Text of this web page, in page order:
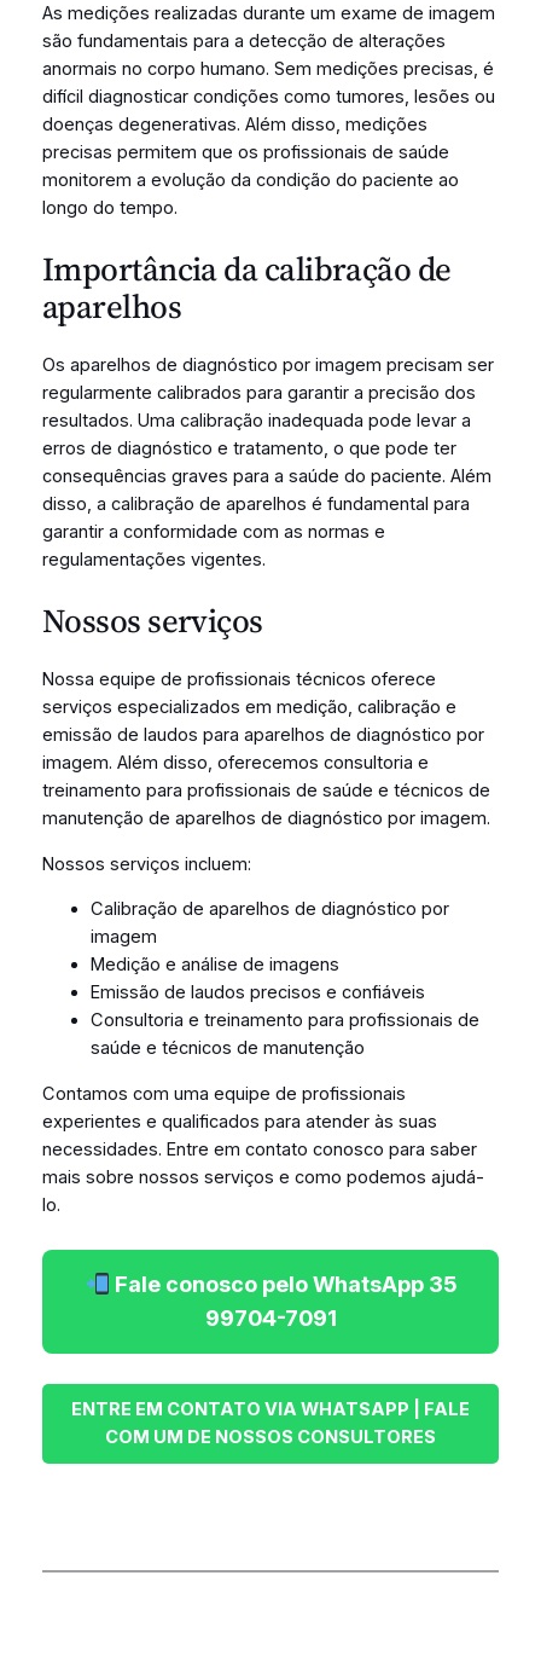
As medições realizadas durante um exame de imagem
são fundamentais para a detecção de alterações
anormais no corpo humano. Sem medições precisas, é
difícil diagnosticar condições como tumores, lesões ou
doenças degenerativas. Além disso, medições
precisas permitem que os profissionais de saúde
monitorem a evolução da condição do paciente ao
longo do tempo.
Importância da calibração de
aparelhos
Os aparelhos de diagnóstico por imagem precisam ser
regularmente calibrados para garantir a precisão dos
resultados. Uma calibração inadequada pode levar a
erros de diagnóstico e tratamento, o que pode ter
consequências graves para a saúde do paciente. Além
disso, a calibração de aparelhos é fundamental para
garantir a conformidade com as normas e
regulamentações vigentes.
Nossos serviços
Nossa equipe de profissionais técnicos oferece
serviços especializados em medição, calibração e
emissão de laudos para aparelhos de diagnóstico por
imagem. Além disso, oferecemos consultoria e
treinamento para profissionais de saúde e técnicos de
manutenção de aparelhos de diagnóstico por imagem.
Nossos serviços incluem:
Calibração de aparelhos de diagnóstico por
imagem
Medição e análise de imagens
Emissão de laudos precisos e confiáveis
Consultoria e treinamento para profissionais de
saúde e técnicos de manutenção
Contamos com uma equipe de profissionais
experientes e qualificados para atender às suas
necessidades. Entre em contato conosco para saber
mais sobre nossos serviços e como podemos ajudá-
lo.
Fale conosco pelo WhatsApp 35
99704-7091